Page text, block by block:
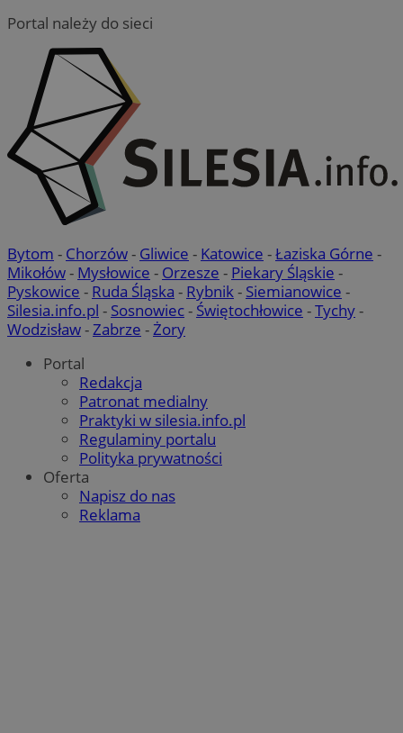
Portal należy do sieci
Bytom - Chorzów- Gliwice - Katowice -Łaziska Górne -
Mikołów- Mysłowice - Orzesze - Piekary Śląskie -
Pyskowice - Ruda Śląska - Rybnik- Siemianowice -
Silesia.info.pl - Sosnowiec- Świętochłowice -Tychy-
Wodzisław-Zabrze -Żory
Portal
Redakcja
Patronat medialny
Praktyki w silesia.info.pl
Regulaminy portalu
Polityka prywatności
Oferta
Napisz do nas
Reklama